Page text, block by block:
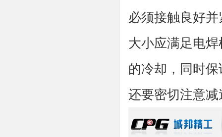
必须接触良好
大小应满足电
的冷却，同时
还要密切注意